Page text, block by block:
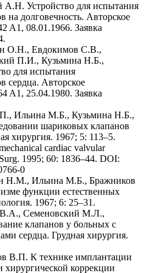
Устройство для испытания
на долговечность. Авторское
A1, 08.01.1966. Заявка
О.Н., Евдокимов С.В.,
П.И., Кузьмина Н.Б.,
для испытания
сердца. Авторское
A1, 25.04.1980. Заявка
Ильина М.Б., Кузьмина Н.Б.,
шариковых клапанов
хирургия. 1967; 5: 113–5.
cardiac valvular
1995; 60: 1836–44. DOI:
0
Н.М., Ильина М.Б., Бражников
функции естественных
1967; 6: 25–31.
Семеновский М.Л.,
клапанов у больных с
сердца. Грудная хирургия.
В.П. К технике имплантации
хирургической коррекции